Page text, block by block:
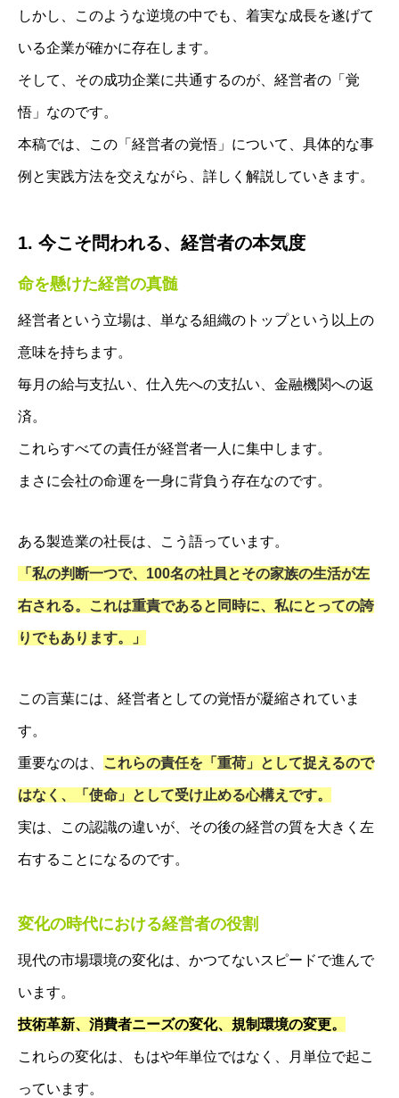
しかし、このような逆境の中でも、着実な成長を遂げて
いる企業が確かに存在します。
そして、その成功企業に共通するのが、経営者の「覚
悟」なのです。
本稿では、この「経営者の覚悟」について、具体的な事
例と実践方法を交えながら、詳しく解説していきます。
1. 今こそ問われる、経営者の本気度
命を懸けた経営の真髄
経営者という立場は、単なる組織のトップという以上の
意味を持ちます。
毎月の給与支払い、仕入先への支払い、金融機関への返
済。
これらすべての責任が経営者一人に集中します。
まさに会社の命運を一身に背負う存在なのです。
ある製造業の社長は、こう語っています。
「私の判断一つで、100名の社員とその家族の生活が左
右される。これは重責であると同時に、私にとっての誇
りでもあります。」
この言葉には、経営者としての覚悟が凝縮されていま
す。
重要なのは、 これらの責任を「重荷」として捉えるので
はなく、「使命」として受け止める心構えです。
実は、この認識の違いが、その後の経営の質を大きく左
右することになるのです。
変化の時代における経営者の役割
現代の市場環境の変化は、かつてないスピードで進んで
います。
技術革新、消費者ニーズの変化、規制環境の変更。
これらの変化は、もはや年単位ではなく、月単位で起こ
っています。